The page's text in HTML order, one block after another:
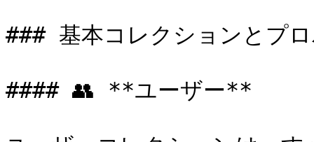
### 基本コレクションとプ
#### 👥 **ユーザー**